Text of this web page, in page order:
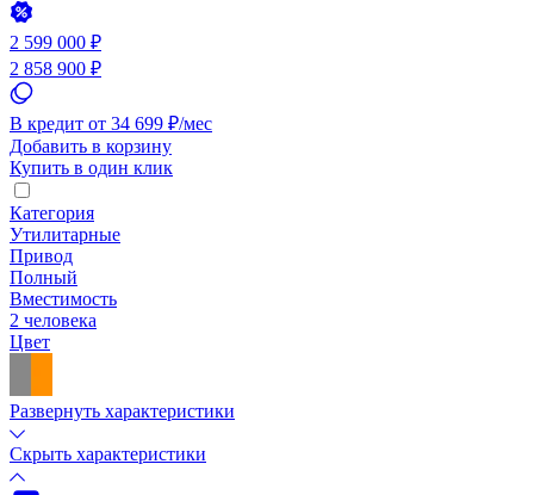
2 599 000 ₽
2 858 900 ₽
В кредит от 34 699 ₽/мес
Добавить в корзину
Купить в один клик
Категория
Утилитарные
Привод
Полный
Вместимость
2 человека
Цвет
Развернуть характеристики
Скрыть характеристики